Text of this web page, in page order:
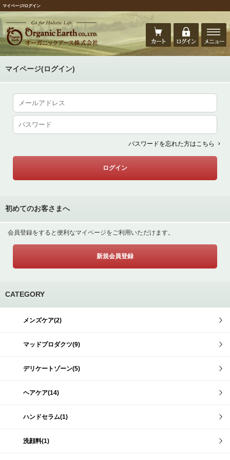
マイページ/ログイン
マイページ(ログイン)
パスワードを忘れた方はこちら
初めてのお客さまへ
会員登録をすると便利なマイページをご利用いただけます。
新規会員登録
CATEGORY
メンズケア(2)
マッドプロダクツ(9)
デリケートゾーン(5)
ヘアケア(14)
ハンドセラム(1)
洗顔料(1)